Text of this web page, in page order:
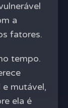
a
fatores.
tempo.
mutável,
ela é